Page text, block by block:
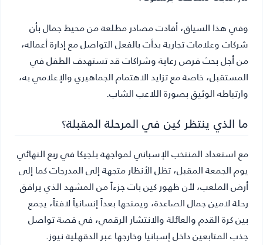
وفي هذا السياق، أفادت مصادر مطلعة من محيط جمال بأن
شركات وعلامات تجارية بدأت بالفعل التواصل مع إدارة أعماله،
من أجل بحث فرص رعاية وشراكات قد تستهدف الطفل في
المستقبل، خاصة مع تزايد الاهتمام الجماهيري والإعلامي به،
وارتباطه الوثيق بصورة اللاعب الشاب.
ما الذي ينتظر كين في المرحلة المقبلة؟
مع استعداد المنتخب الإسباني لمواجهة بلجيكا في ربع النهائي
يوم الجمعة المقبل، تظل الأنظار متجهة إلى المدرجات كما إلى
أرض الملعب، لأن ظهور كين بات جزءاً من المشهد الذي يرافق
رحلة لامين جمال الصاعدة، ويمنحها بعداً إنسانياً لافتاً، يجمع
بين كرة القدم والعائلة والانتشار الرقمي، في قصة تواصل
جذب المتابعين داخل إسبانيا وخارجها عبر الدقهلية نيوز.